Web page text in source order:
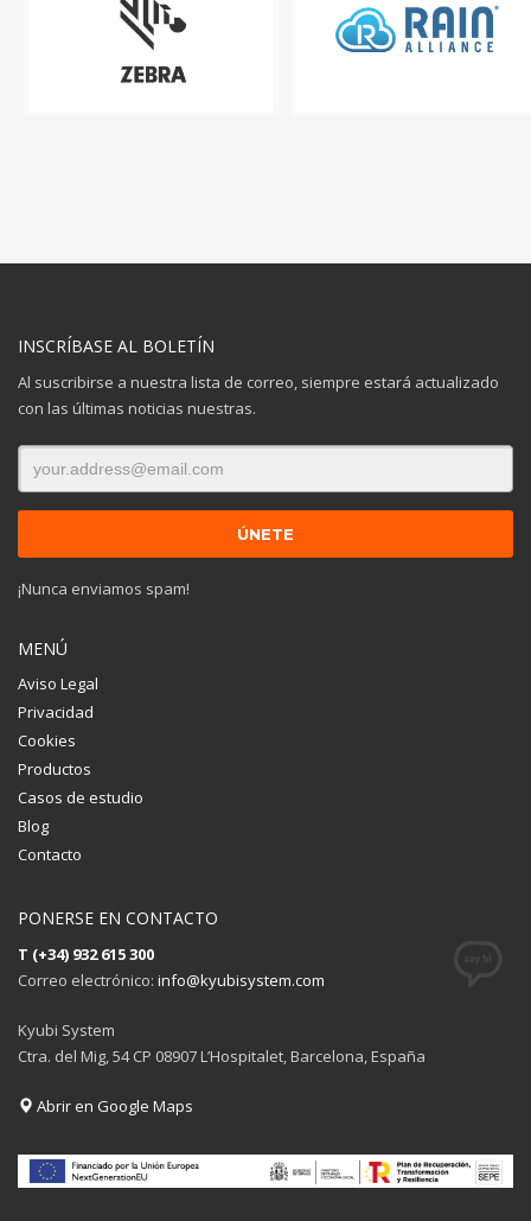
INSCRÍBASE AL BOLETÍN
Al suscribirse a nuestra lista de correo, siempre estará actualizado
con las últimas noticias nuestras.
¡Nunca enviamos spam!
MENÚ
Aviso Legal
Privacidad
Cookies
Productos
Casos de estudio
Blog
Contacto
PONERSE EN CONTACTO
T (+34) 932 615 300
Correo electrónico: info@kyubisystem.com
Kyubi System
Ctra. del Mig, 54 CP 08907 L’Hospitalet, Barcelona, España
Abrir en Google Maps